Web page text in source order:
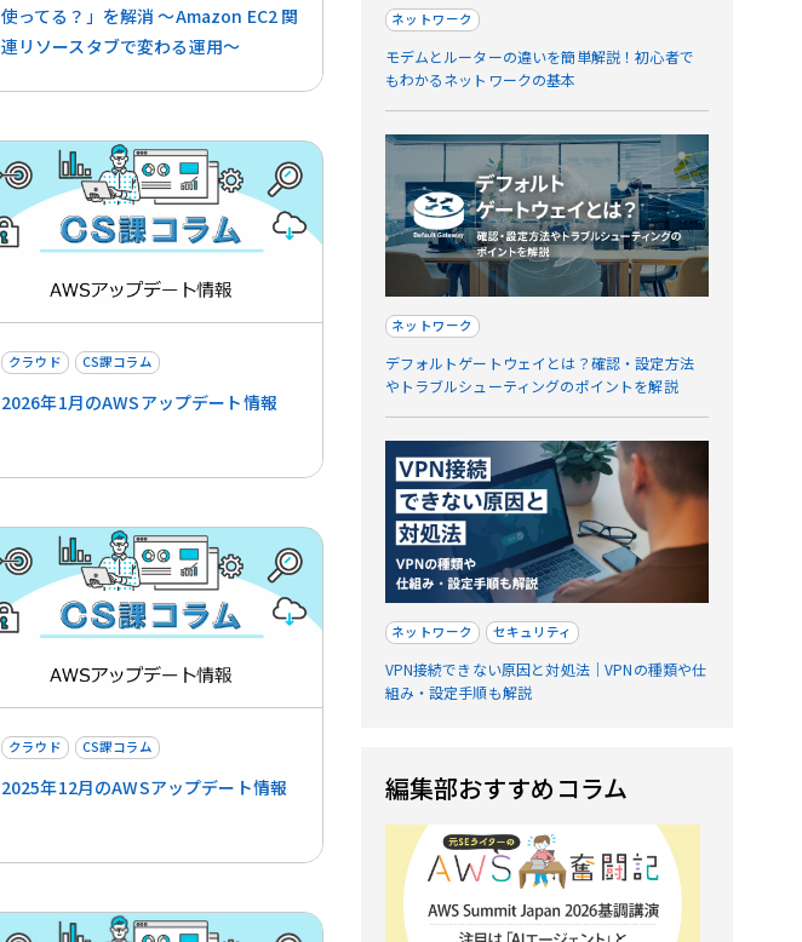
使ってる？」を解消 〜Amazon EC2 関
連リソースタブで変わる運用〜
クラウド CS課コラム
2026年1月のAWSアップデート情報
クラウド CS課コラム
2025年12月のAWSアップデート情報
ネットワーク
モデムとルーターの違いを簡単解説！初心者で
もわかるネットワークの基本
ネットワーク
デフォルトゲートウェイとは？確認・設定方法
やトラブルシューティングのポイントを解説
ネットワーク セキュリティ
VPN接続できない原因と対処法｜VPNの種類や仕
組み・設定手順も解説
編集部おすすめコラム